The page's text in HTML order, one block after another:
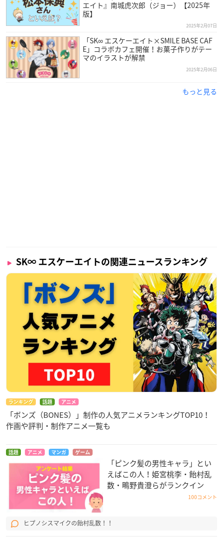
エイト』南城虎次郎（ジョー）【2025年
版】
2025年2月07日
「SK∞ エスケーエイト×SMILE BASE CAF
E」コラボカフェ開催！お菓子作りがテー
マのイラストが解禁
2025年2月06日
もっと見る
SK∞ エスケーエイトの関連ニュースランキング
ランキング 話題 アニメ
「ボンズ（BONES）」制作の人気アニメランキングTOP10！
作画や評判・制作アニメ一覧も
話題 アニメ マンガ ゲーム
「ピンク髪の男性キャラ」とい
えばこの人！姫宮桃李・飴村乱
数・鴫野貴澄らがランクイン
100コメント
ヒプノシスマイクの飴村乱数！！